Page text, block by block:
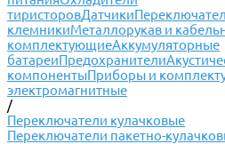
тиристоровДатчики
клемникиМеталлорукав и
комплектующиеАккумуляторные
батареиПредохранители
компонентыПриборы и
электромагнитные
/
Переключатели кулачковые
Переключатели пакетно-